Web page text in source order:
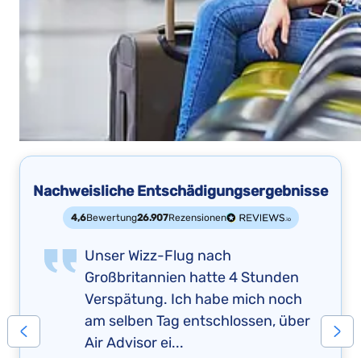
Nachweisliche Entschädigungsergebnisse
4,6Bewertung26.907Rezensionen
Unser Wizz-Flug nach
Großbritannien hatte 4 Stunden
Verspätung. Ich habe mich noch
am selben Tag entschlossen, über
Air Advisor ei...